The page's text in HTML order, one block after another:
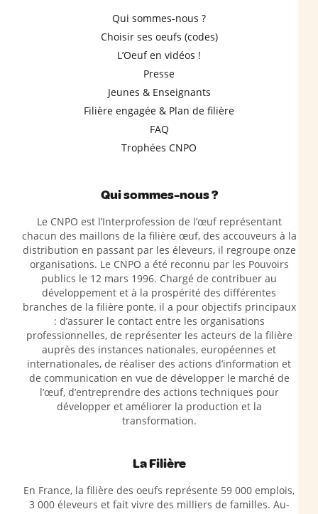
Qui sommes-nous ?
Choisir ses oeufs (codes)
L’Oeuf en vidéos !
Presse
Jeunes & Enseignants
Filière engagée & Plan de filière
FAQ
Trophées CNPO
Qui sommes-nous ?
Le CNPO est l’Interprofession de l’œuf représentant
chacun des maillons de la filière œuf, des accouveurs à la
distribution en passant par les éleveurs, il regroupe onze
organisations. Le CNPO a été reconnu par les Pouvoirs
publics le 12 mars 1996. Chargé de contribuer au
développement et à la prospérité des différentes
branches de la filière ponte, il a pour objectifs principaux
: d’assurer le contact entre les organisations
professionnelles, de représenter les acteurs de la filière
auprès des instances nationales, européennes et
internationales, de réaliser des actions d’information et
de communication en vue de développer le marché de
l’œuf, d’entreprendre des actions techniques pour
développer et améliorer la production et la
transformation.
La Filière
En France, la filière des oeufs représente 59 000 emplois,
3 000 éleveurs et fait vivre des milliers de familles. Au-